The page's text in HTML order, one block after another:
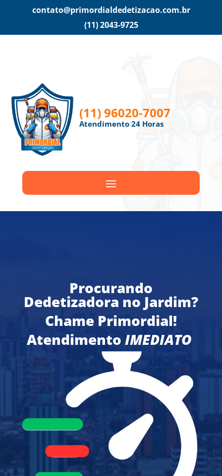
contato@primordialdedetizacao.com.br
(11) 2043-9725
(11) 96020-7007
Atendimento 24 Horas
Procurando
Dedetizadora no Jardim?
Chame Primordial!
Atendimento IMEDIATO